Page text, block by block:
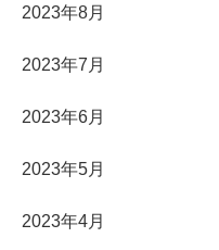
2023年8月
2023年7月
2023年6月
2023年5月
2023年4月